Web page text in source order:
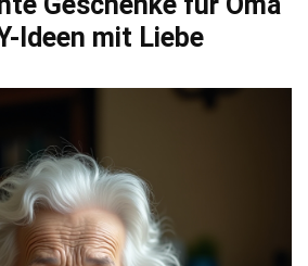
Ideen mit Liebe